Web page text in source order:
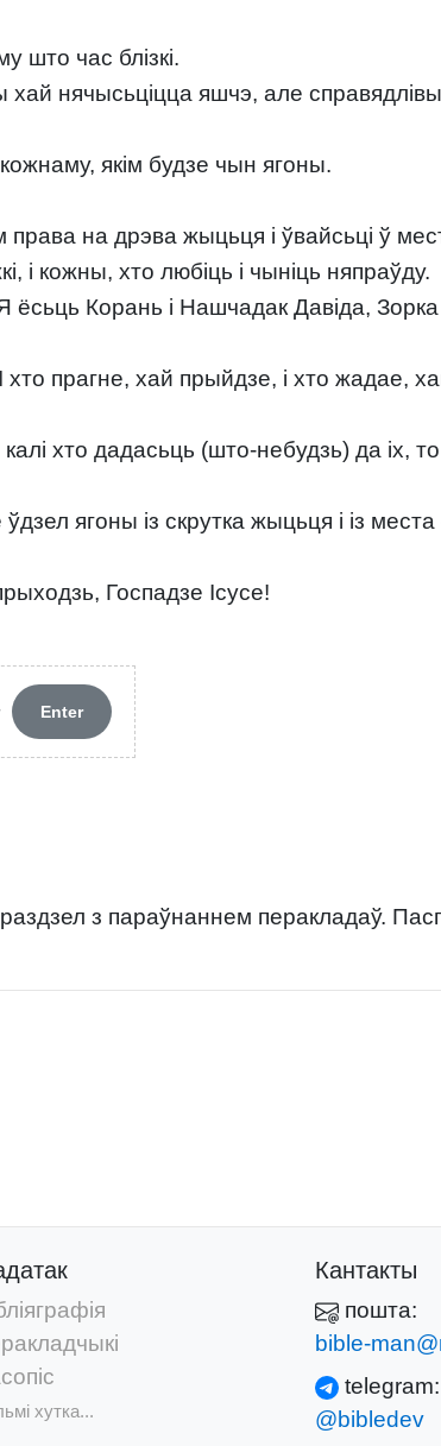
што час блізкі.
нячысьціцца яшчэ, але
якім будзе чын ягоны.
на дрэва жыцьця і ўвайсьці ў
і кожны, хто любіць і чыніць няпраўду.
Корань і Нашчадак Давіда, Зорка
хто прагне, хай прыйдзе, і хто жадае,
хто дадасьць (што-небудзь) да іх,
ягоны із скрутка жыцьця і із места
Госпадзе Ісусе!
Enter
з параўнаннем перакладаў.
хутка...
Кантакты
пошта:
bible-
telegram:
@bibledev